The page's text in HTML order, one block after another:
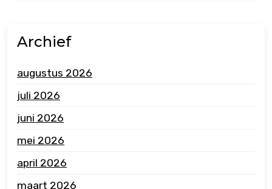
Archief
augustus 2026
juli 2026
juni 2026
mei 2026
april 2026
maart 2026